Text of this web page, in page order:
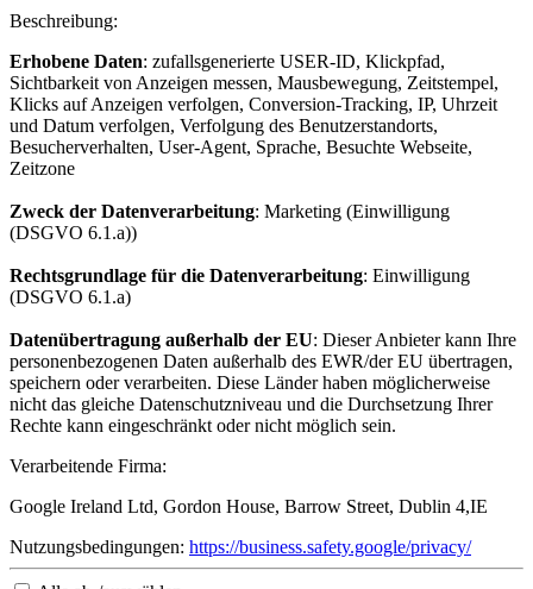
Beschreibung:
Erhobene Daten: zufallsgenerierte USER-ID, Klickpfad,
Sichtbarkeit von Anzeigen messen, Mausbewegung, Zeitstempel,
Klicks auf Anzeigen verfolgen, Conversion-Tracking, IP, Uhrzeit
und Datum verfolgen, Verfolgung des Benutzerstandorts,
Besucherverhalten, User-Agent, Sprache, Besuchte Webseite,
Zeitzone
Zweck der Datenverarbeitung: Marketing (Einwilligung
(DSGVO 6.1.a))
Rechtsgrundlage für die Datenverarbeitung: Einwilligung
(DSGVO 6.1.a)
Datenübertragung außerhalb der EU: Dieser Anbieter kann Ihre
personenbezogenen Daten außerhalb des EWR/der EU übertragen,
speichern oder verarbeiten. Diese Länder haben möglicherweise
nicht das gleiche Datenschutzniveau und die Durchsetzung Ihrer
Rechte kann eingeschränkt oder nicht möglich sein.
Verarbeitende Firma:
Google Ireland Ltd, Gordon House, Barrow Street, Dublin 4,IE
Nutzungsbedingungen: https://business.safety.google/privacy/